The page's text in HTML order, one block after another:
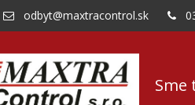
Sme
odbyt@maxtracontrol.sk